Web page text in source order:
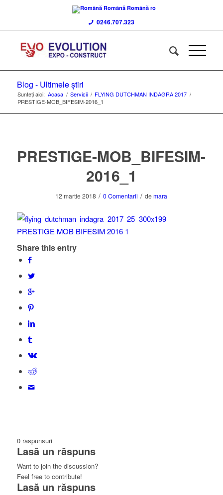
Română Română ro
0246.707.323
Blog - Ultimele știri
Sunteți aici: Acasa / Servicii / FLYING DUTCHMAN INDAGRA 2017 /
PRESTIGE-MOB_BIFESIM-2016_1
PRESTIGE-MOB_BIFESIM-
2016_1
12 martie 2018 / 0 Comentarii / demara
Share this entry
0 raspunsuri
Lasă un răspuns
Want to join the discussion?
Feel free to contribute!
Lasă un răspuns